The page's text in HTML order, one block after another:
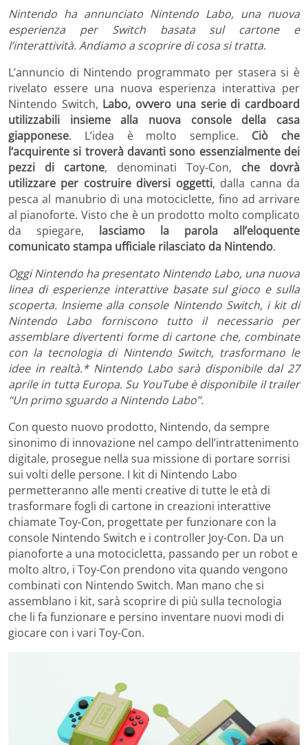
Nintendo ha annunciato Nintendo Labo, una nuova
esperienza per Switch basata sul cartone e
l’interattività. Andiamo a scoprire di cosa si tratta.
L’annuncio di Nintendo programmato per stasera si è
rivelato essere una nuova esperienza interattiva per
Nintendo Switch, Labo, ovvero una serie di cardboard
utilizzabili insieme alla nuova console della casa
giapponese. L’idea è molto semplice. Ciò che
l’acquirente si troverà davanti sono essenzialmente dei
pezzi di cartone, denominati Toy-Con, che dovrà
utilizzare per costruire diversi oggetti, dalla canna da
pesca al manubrio di una motociclette, fino ad arrivare
al pianoforte. Visto che è un prodotto molto complicato
da spiegare, lasciamo la parola all’eloquente
comunicato stampa ufficiale rilasciato da Nintendo.
Oggi Nintendo ha presentato Nintendo Labo, una nuova
linea di esperienze interattive basate sul gioco e sulla
scoperta. Insieme alla console Nintendo Switch, i kit di
Nintendo Labo forniscono tutto il necessario per
assemblare divertenti forme di cartone che, combinate
con la tecnologia di Nintendo Switch, trasformano le
idee in realtà.* Nintendo Labo sarà disponibile dal 27
aprile in tutta Europa. Su YouTube è disponibile il trailer
“Un primo sguardo a Nintendo Labo”.
Con questo nuovo prodotto, Nintendo, da sempre
sinonimo di innovazione nel campo dell’intrattenimento
digitale, prosegue nella sua missione di portare sorrisi
sui volti delle persone. I kit di Nintendo Labo
permetteranno alle menti creative di tutte le età di
trasformare fogli di cartone in creazioni interattive
chiamate Toy-Con, progettate per funzionare con la
console Nintendo Switch e i controller Joy-Con. Da un
pianoforte a una motocicletta, passando per un robot e
molto altro, i Toy-Con prendono vita quando vengono
combinati con Nintendo Switch. Man mano che si
assemblano i kit, sarà scoprire di più sulla tecnologia
che li fa funzionare e persino inventare nuovi modi di
giocare con i vari Toy-Con.